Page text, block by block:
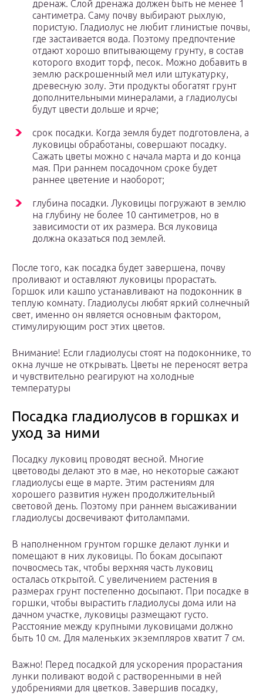
дренаж. Слой дренажа должен быть не менее 1
сантиметра. Саму почву выбирают рыхлую,
пористую. Гладиолус не любит глинистые почвы,
где застаивается вода. Поэтому предпочтение
отдают хорошо впитывающему грунту, в состав
которого входит торф, песок. Можно добавить в
землю раскрошенный мел или штукатурку,
древесную золу. Эти продукты обогатят грунт
дополнительными минералами, а гладиолусы
будут цвести дольше и ярче;
срок посадки. Когда земля будет подготовлена, а
луковицы обработаны, совершают посадку.
Сажать цветы можно с начала марта и до конца
мая. При раннем посадочном сроке будет
раннее цветение и наоборот;
глубина посадки. Луковицы погружают в землю
на глубину не более 10 сантиметров, но в
зависимости от их размера. Вся луковица
должна оказаться под землей.
После того, как посадка будет завершена, почву
проливают и оставляют луковицы прорастать.
Горшок или кашпо устанавливают на подоконник в
теплую комнату. Гладиолусы любят яркий солнечный
свет, именно он является основным фактором,
стимулирующим рост этих цветов.
Внимание! Если гладиолусы стоят на подоконнике, то
окна лучше не открывать. Цветы не переносят ветра
и чувствительно реагируют на холодные
температуры
Посадка гладиолусов в горшках и
уход за ними
Посадку луковиц проводят весной. Многие
цветоводы делают это в мае, но некоторые сажают
гладиолусы еще в марте. Этим растениям для
хорошего развития нужен продолжительный
световой день. Поэтому при раннем высаживании
гладиолусы досвечивают фитолампами.
В наполненном грунтом горшке делают лунки и
помещают в них луковицы. По бокам досыпают
почвосмесь так, чтобы верхняя часть луковиц
осталась открытой. С увеличением растения в
размерах грунт постепенно досыпают. При посадке в
горшки, чтобы вырастить гладиолусы дома или на
дачном участке, луковицы размещают густо.
Расстояние между крупными луковицами должно
быть 10 см. Для маленьких экземпляров хватит 7 см.
Важно! Перед посадкой для ускорения прорастания
лунки поливают водой с растворенными в ней
удобрениями для цветков. Завершив посадку,